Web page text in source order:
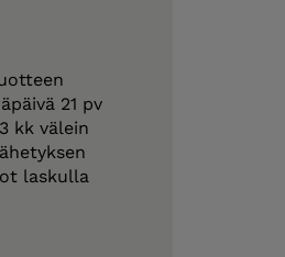
21 pv
kk välein
laskulla